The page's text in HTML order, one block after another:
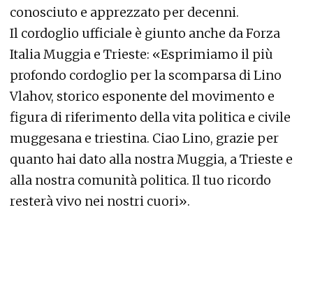
conosciuto e apprezzato per decenni.
Il cordoglio ufficiale è giunto anche da Forza
Italia Muggia e Trieste: «Esprimiamo il più
profondo cordoglio per la scomparsa di Lino
Vlahov, storico esponente del movimento e
figura di riferimento della vita politica e civile
muggesana e triestina. Ciao Lino, grazie per
quanto hai dato alla nostra Muggia, a Trieste e
alla nostra comunità politica. Il tuo ricordo
resterà vivo nei nostri cuori».